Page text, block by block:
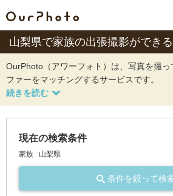
山梨県で家族の出張撮影ができ
OurPhoto（アワーフォト）は、写真を撮
ファーをマッチングするサービスです。
現在の検索条件
家族 山梨県
条件を絞って検